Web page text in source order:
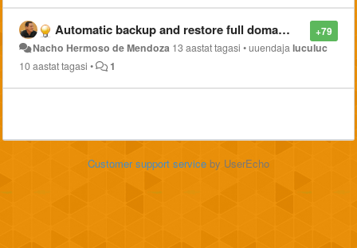
+79
Automatic backup and restore full domains and configurations (local and ftp)
Nacho Hermoso de Mendoza 13 aastat tagasi •uuendajaluculuc
10 aastat tagasi • 1
Customer support service by UserEcho